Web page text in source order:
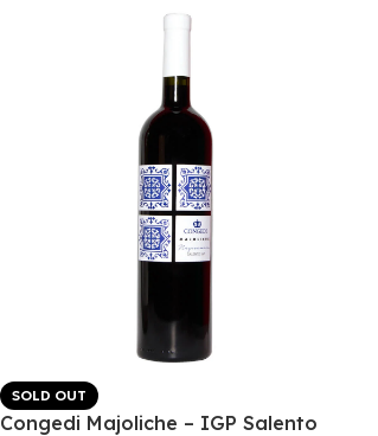
SOLD OUT
Congedi Majoliche – IGP Salento